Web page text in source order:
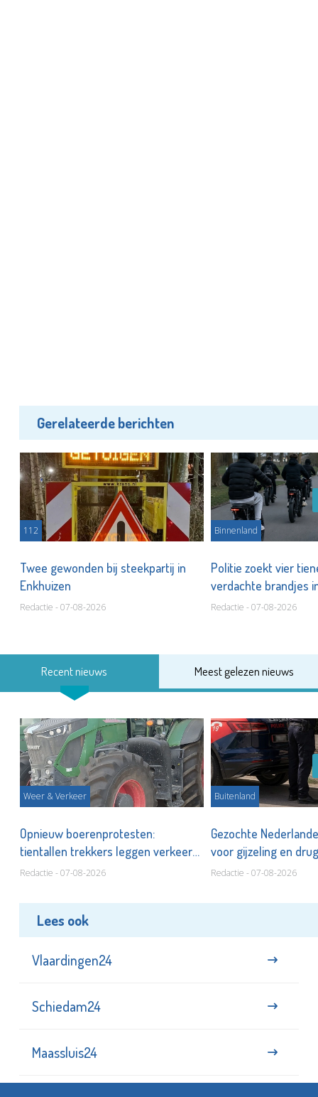
Gerelateerde berichten
112
Twee gewonden bij steekpartij in
Enkhuizen
Redactie - 07-08-2026
Binnenland
Politie zoekt vier
verdachte brandjes
Redactie - 07-08-2026
Recent nieuws Meest gelezen nieuws
Weer & Verkeer
Opnieuw boerenprotesten:
tientallen trekkers leggen verkeer
stil
Redactie - 07-08-2026
Buitenland
Gezochte
voor gijzeling en
Redactie - 07-08-2026
Lees ook
Vlaardingen24
Schiedam24
Maassluis24